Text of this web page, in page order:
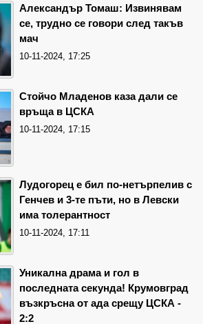
Александър Томаш: Извинявам
се, трудно се говори след такъв
мач
10-11-2024, 17:25
Стойчо Младенов каза дали се
връща в ЦСКА
10-11-2024, 17:15
Лудогорец е бил по-нетърпелив с
Генчев и 3-те пъти, но в Левски
има толерантност
10-11-2024, 17:11
Уникална драма и гол в
последната секунда! Крумовград
възкръсна от ада срещу ЦСКА -
2:2